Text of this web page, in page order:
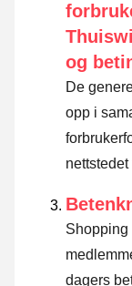
og
De
opp i
Shopping
dagers